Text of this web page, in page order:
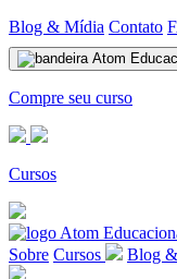
Blog & Mídia Contato
Compre seu curso
Cursos
Sobre Cursos Blog